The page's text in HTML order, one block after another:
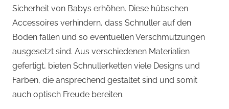
Sicherheit von Babys erhöhen. Diese hübschen
Accessoires verhindern, dass Schnuller auf den
Boden fallen und so eventuellen Verschmutzungen
ausgesetzt sind. Aus verschiedenen Materialien
gefertigt, bieten Schnullerketten viele Designs und
Farben, die ansprechend gestaltet sind und somit
auch optisch Freude bereiten.